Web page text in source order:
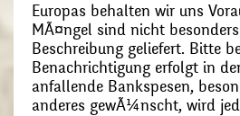
Europas behalten wir uns
MÃ¤ngel sind nicht
Beschreibung geliefert. Bitte
Benachrichtigung erfolgt in
anfallende Bankspesen,
anderes gewÃ¼nscht, wird